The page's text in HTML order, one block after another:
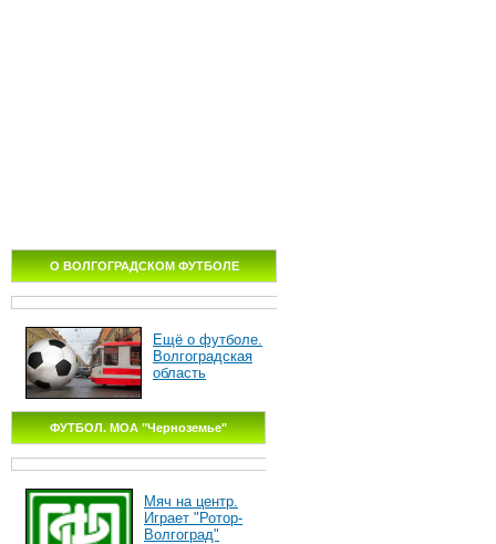
О ВОЛГОГРАДСКОМ ФУТБОЛЕ
Ещё о футболе.
Волгоградская
область
ФУТБОЛ. МОА "Черноземье"
Мяч на центр.
Играет "Ротор-
Волгоград"